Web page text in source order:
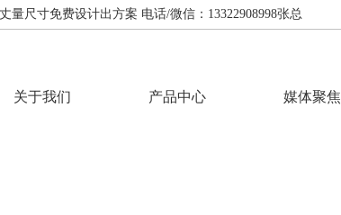
尺寸免费设计出方案 电话/微信：13322908998张总
关于我们 产品中心 媒体聚焦